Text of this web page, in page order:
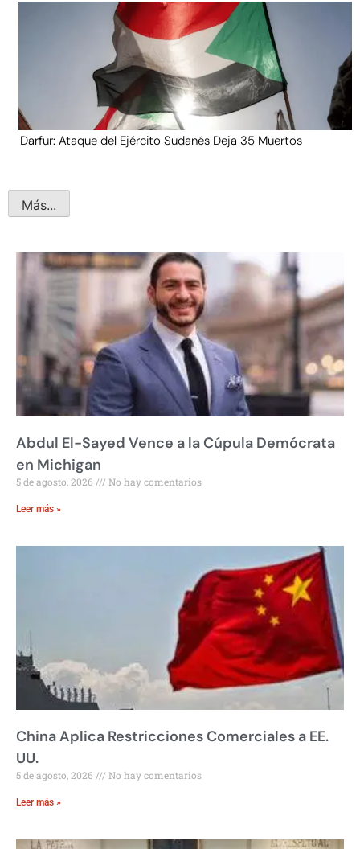
Darfur: Ataque del Ejército Sudanés Deja 35 Muertos
Más...
Abdul El-Sayed Vence a la Cúpula Demócrata
en Michigan
5 de agosto, 2026 No hay comentarios
Leer más »
China Aplica Restricciones Comerciales a EE.
UU.
5 de agosto, 2026 No hay comentarios
Leer más »